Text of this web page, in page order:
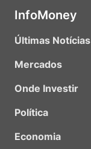
InfoMoney
Últimas Notícias
Mercados
Onde Investir
Política
Economia